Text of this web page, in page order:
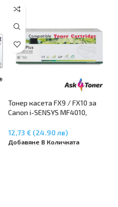
Тонер касета FX9 / FX10 за
Canon i-SENSYS MF4010,
MF4380, MF4660, MF4690
12,73 € (24.90 лв)
Добавяне В Количката